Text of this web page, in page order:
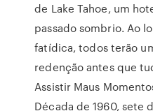
de Lake Tahoe, um
passado sombrio. Ao
fatídica, todos terão
redenção antes que
Assistir Maus
Década de 1960, sete